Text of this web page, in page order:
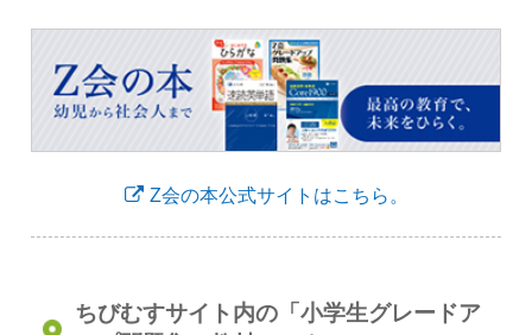
Z会の本公式サイトはこちら。
ちびむすサイト内の「小学生グレードア